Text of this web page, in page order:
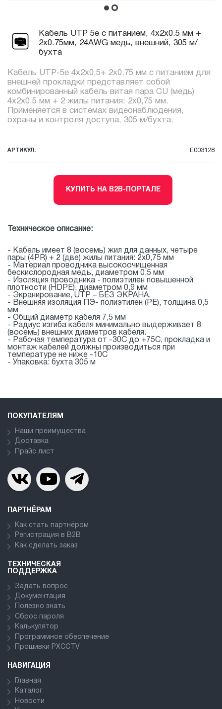
Кабель UTP 5e с питанием, 4x2x0.5 мм +
2х0.75мм, 24AWG медь, внешний, 305 м/
бухта
Кабель UTP-5e 4x2x0,5+ 2х0,75 мм с питанием для
внешней прокладки представляет собой
комбинированный кабель витая пара CU (медь)
4х2х0.5 мм + 2 жилы питания: 2x0,75 мм.
Применяется в системах видеонаблюдения,
охраны и контроля доступа, 305 м/бухта.
АРТИКУЛ: E003128
КУПИТЬ НА B2B-ПОРТАЛЕ
Техническое описание:
- Кабель имеет 8 (восемь) жил для данных, четыре
пары (4PR) + 2 (две) жилы питания: 2x0,75 мм
- Материал проводника высокоочищенная
бескислородная медь, диаметром 0,5 мм
- Изоляция проводника - полиэтилен повышенной
плотности (HDPE), диаметром 0,9 мм
- Экранирование, UTP – БЕЗ ЭКРАНА.
- Внешняя изоляция ПЭ- полиэтилен (PE), толщина 0,5
мм
- Общий диаметр кабеля 7,5 мм
- Радиус изгиба кабеля минимально выдерживает 8
(восемь) внешних диаметров кабеля.
- Рабочая температура от -30С до +75C, прокладка и
монтаж кабелей должны производиться при
температуре не ниже -10С
- Упаковка: бухта 305 м
ПОКУПАТЕЛЯМ
Наши преимущества
Доставка
Прайс лист
ПАРТНЁРАМ
Как стать партнёром
Регистрация в В2В
Как сделать заказ
ТЕХНИЧЕСКАЯ
ПОДДЕРЖКА
Задать вопрос
Документация
Полезно знать
Сброс пароля
Калькулятор
Программное обеспечение
Прошивки PXCCTV
НАВИГАЦИЯ
Главная
Каталог
Новости